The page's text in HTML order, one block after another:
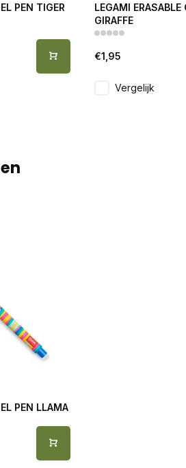
PEN TIGER
LEGAMI ERASABLE
GIRAFFE
€1,95
Vergelijk
PEN LLAMA